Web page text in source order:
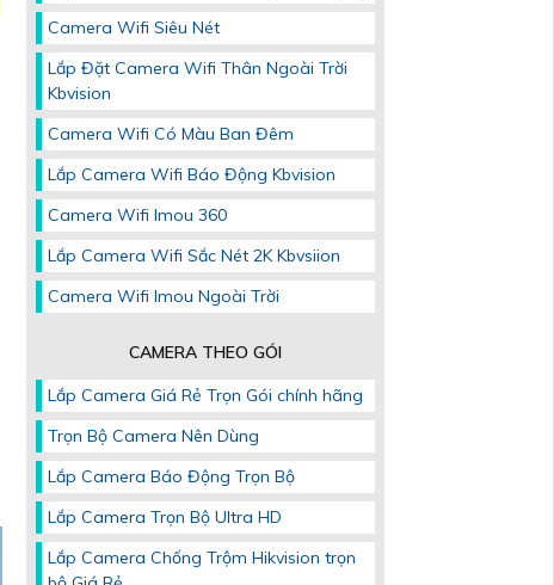
Camera Wifi Siêu Nét
Lắp Đặt Camera Wifi Thân Ngoài Trời
Kbvision
Camera Wifi Có Màu Ban Đêm
Lắp Camera Wifi Báo Động Kbvision
Camera Wifi Imou 360
Lắp Camera Wifi Sắc Nét 2K Kbvsiion
Camera Wifi Imou Ngoài Trời
CAMERA THEO GÓI
Lắp Camera Giá Rẻ Trọn Gói chính hãng
Trọn Bộ Camera Nên Dùng
Lắp Camera Báo Động Trọn Bộ
Lắp Camera Trọn Bộ Ultra HD
Lắp Camera Chống Trộm Hikvision trọn